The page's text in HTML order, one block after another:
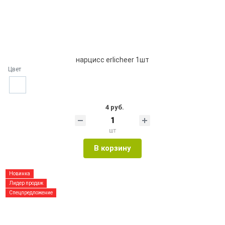
нарцисс erlicheer 1шт
Цвет
4 руб.
шт
В корзину
Новинка
Лидер продаж
Спецпредложение